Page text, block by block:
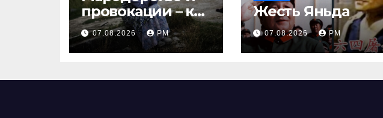
провокации – как
инструменты
современной
политики
07.08.2026 РМ
Жесть Яньда
07.08.2026 РМ